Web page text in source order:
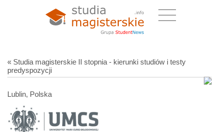
« Studia magisterskie II stopnia - kierunki studiów i testy
predyspozycji
Lublin, Polska